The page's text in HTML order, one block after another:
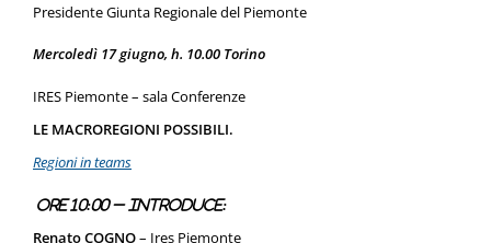
Presidente Giunta Regionale del Piemonte
Mercoledì 17 giugno, h. 10.00 Torino
IRES Piemonte – sala Conferenze
LE MACROREGIONI POSSIBILI.
Regioni in teams
Ore 10:00 – Introduce:
Renato COGNO– Ires Piemonte